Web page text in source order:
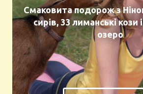
Смаковита подорож з
сирів, 33 лиманські кози
озеро